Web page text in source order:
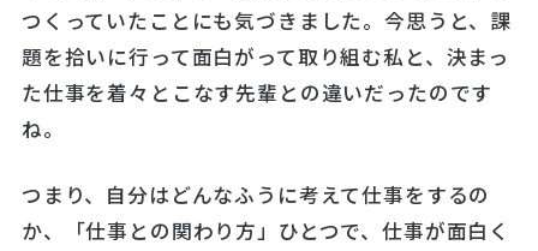
つくっていたことにも気づきました。今思うと、課
題を拾いに行って面白がって取り組む私と、決まっ
た仕事を着々とこなす先輩との違いだったのです
ね。
つまり、自分はどんなふうに考えて仕事をするの
か、「仕事との関わり方」ひとつで、仕事が面白く